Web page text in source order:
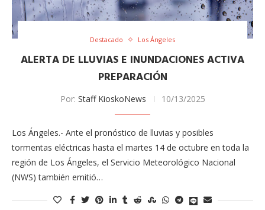
Destacado Los Ángeles
ALERTA DE LLUVIAS E INUNDACIONES ACTIVA
PREPARACIÓN
Por: Staff KioskoNews 10/13/2025
Los Ángeles.- Ante el pronóstico de lluvias y posibles
tormentas eléctricas hasta el martes 14 de octubre en toda la
región de Los Ángeles, el Servicio Meteorológico Nacional
(NWS) también emitió…